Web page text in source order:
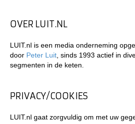
OVER LUIT.NL
LUIT.nl is een media onderneming
door Peter Luit , sinds 1993 actief in
segmenten in de keten.
PRIVACY/COOKIES
LUIT.nl gaat zorgvuldig om met uw